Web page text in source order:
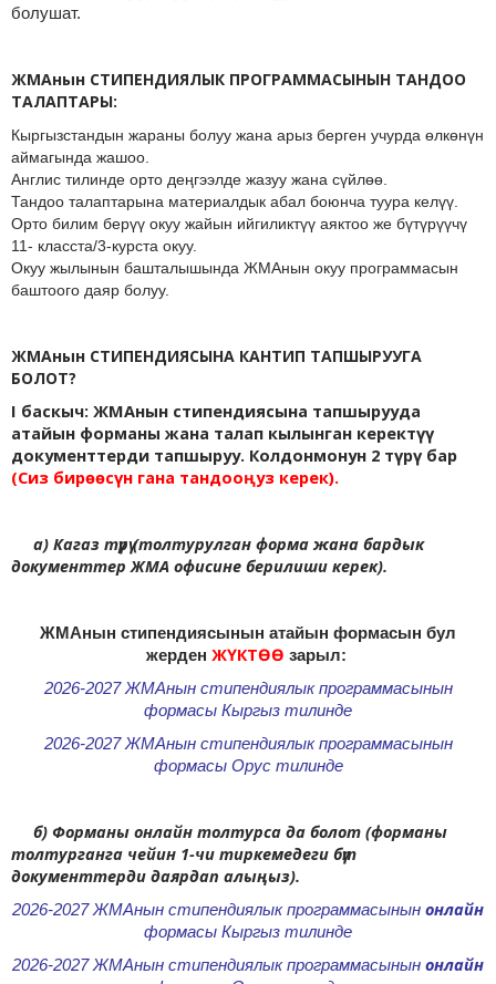
болушат.
ЖМАнын СТИПЕНДИЯЛЫК ПРОГРАММАСЫНЫН ТАНДОО
ТАЛАПТАРЫ:
Кыргызстандын жараны болуу жана арыз берген учурда өлкөнүн
аймагында жашоо.
Англис тилинде орто деңгээлде жазуу жана сүйлөө.
Тандоо талаптарына материалдык абал боюнча туура келүү.
Орто билим берүү окуу жайын ийгиликтүү аяктоо же бүтүрүүчү
11- класста/3-курста окуу.
Окуу жылынын башталышында ЖМАнын окуу программасын
баштоого даяр болуу.
ЖМАнын СТИПЕНДИЯСЫНА КАНТИП ТАПШЫРУУГА
БОЛОТ?
I баскыч: ЖМАнын стипендиясына тапшырууда
атайын форманы жана талап кылынган керектүү
документтерди тапшыруу. Колдонмонун 2 түрү бар
(Сиз бирөөсүн гана тандооңуз керек).
a) Кагаз түрү (толтурулган форма жана бардык
документтер ЖМА офисине берилиши керек).
ЖМАнын стипендиясынын атайын формасын бул
жерден ЖҮКТӨӨ зарыл:
2026-2027 ЖМАнын стипендиялык программасынын
формасы Кыргыз тилинде
2026-2027 ЖМАнын стипендиялык программасынын
формасы Орус тилинде
б) Форманы онлайн толтурса да болот (форманы
толтурганга чейин 1-чи тиркемедеги бүт
документтерди даярдап алыңыз).
2026-2027 ЖМАнын стипендиялык программасынын онлайн
формасы Кыргыз тилинде
2026-2027 ЖМАнын стипендиялык программасынын онлайн